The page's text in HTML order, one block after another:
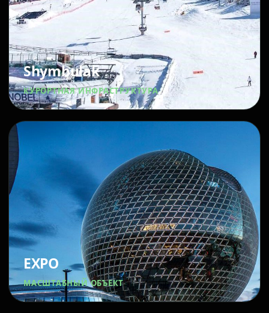
Shymbulak
КУРОРТНАЯ ИНФРАСТРУКТУРА
EXPO
МАСШТАБНЫЙ ОБЪЕКТ